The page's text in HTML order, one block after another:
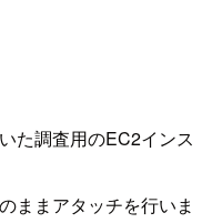
た調査用のEC2インス
ままアタッチを行いま